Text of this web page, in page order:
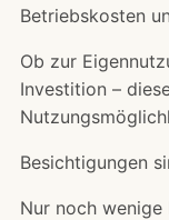
Betriebskosten
Ob zur
Investition –
Besichtigungen
Nur noch wenige